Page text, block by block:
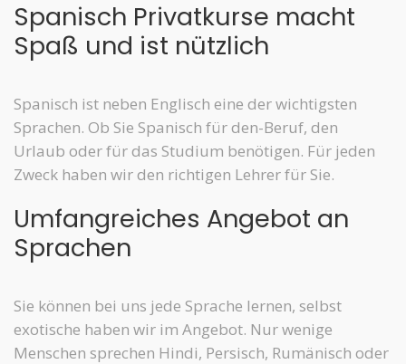
Spanisch Privatkurse macht
Spaß und ist nützlich
Spanisch ist neben Englisch eine der wichtigsten
Sprachen. Ob Sie Spanisch für den-Beruf, den
Urlaub oder für das Studium benötigen. Für jeden
Zweck haben wir den richtigen Lehrer für Sie.
Umfangreiches Angebot an
Sprachen
Sie können bei uns jede Sprache lernen, selbst
exotische haben wir im Angebot. Nur wenige
Menschen sprechen Hindi, Persisch, Rumänisch oder